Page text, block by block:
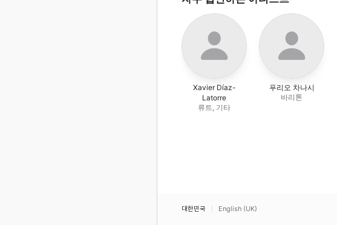
Xavier Díaz-
Latorre
류트, 기타
푸리오 차나시
바리톤
대한민국 English (UK)